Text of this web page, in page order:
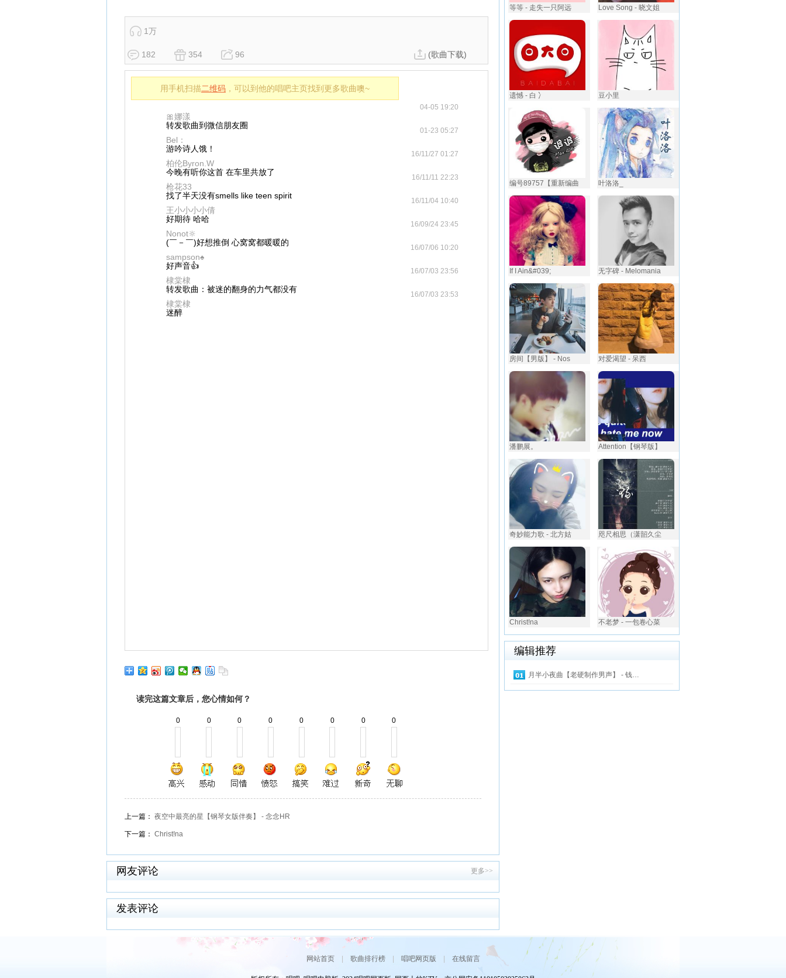
1万
182 354 96 (歌曲下载)
用手机扫描二维码 ，可以到他的唱吧主页找到更多歌曲噢~
🎀娜漾
04-05 19:20
转发歌曲到微信朋友圈
Bel：
01-23 05:27
游吟诗人饿！
柏伦Byron.W
16/11/27 01:27
今晚有听你这首 在车里共放了
枪花33
16/11/11 22:23
找了半天没有smells like teen spirit
王小小小小倩
16/11/04 10:40
好期待 哈哈
Nonot🔆
16/09/24 23:45
(￣－￣)好想推倒 心窝窝都暖暖的
sampson♠
16/07/06 10:20
好声音👍
棣棠棣
16/07/03 23:56
转发歌曲：被迷的翻身的力气都没有
棣棠棣
16/07/03 23:53
迷醉
读完这篇文章后，您心情如何？
0 0 0 0 0 0 0 0
上一篇： 夜空中最亮的星【钢琴女版伴奏】 - 念念HR
下一篇： Christ!na
更多>>
网友评论
发表评论
等等 - 走失一只阿远 Love Song - 晓文姐
遗憾 - 白 冫 豆小里️
编号89757【重新编曲 叶洛洛_
If I Ain&#039; 无字碑 - Melomania
房间【男版】 - Nos 对爱渴望 - ⁪呆西
潘鹏展。 Attention【钢琴版】
奇妙能力歌 - 北方姑 咫尺相思（潇韶久尘
Christ!na 不老梦 - 一包卷心菜
编辑推荐
月半小夜曲【老硬制作男声】 - 钱…
网站首页| 歌曲排行榜| 唱吧网页版 在线留言